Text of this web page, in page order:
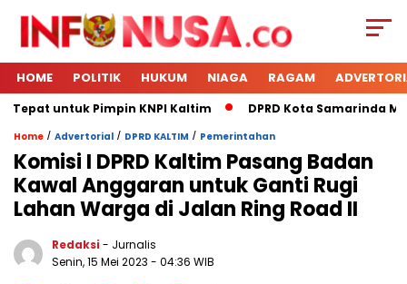
HOME POLITIK HUKUM NIAGA RAGAM
Tepat untuk Pimpin KNPI Kaltim DPRD Kota Samarinda
Home / Advertorial / DPRD KALTIM / Pemerintahan
Komisi I DPRD Kaltim Pasang Badan
Kawal Anggaran untuk Ganti Rugi
Lahan Warga di Jalan Ring Road II
Redaksi - Jurnalis
Senin, 15 Mei 2023 - 04:36 WIB